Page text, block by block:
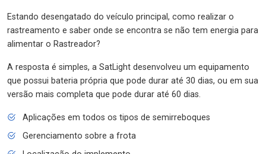
Estando desengatado do veículo principal, como realizar o
rastreamento e saber onde se encontra se não tem energia para
alimentar o Rastreador?
A resposta é simples, a SatLight desenvolveu um equipamento
que possui bateria própria que pode durar até 30 dias, ou em sua
versão mais completa que pode durar até 60 dias.
Aplicações em todos os tipos de semirreboques
Gerenciamento sobre a frota